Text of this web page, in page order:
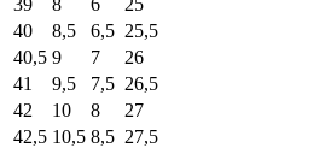
40
8,5 6,5 25,5
40,5 9 7
26
41
9,5 7,5 26,5
42
10 8
27
42,5 10,5 8,5 27,5